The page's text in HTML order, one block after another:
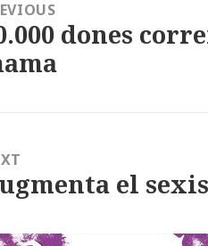
dones
el